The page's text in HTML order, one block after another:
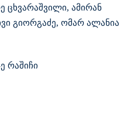
ცხვარაშვილი, ამირან
გიორგაძე, ომარ ალანია
რაშიჩი